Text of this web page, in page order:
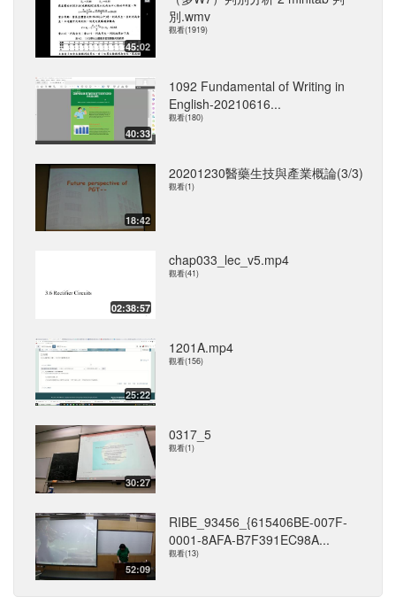
45:02
別.wmv
觀看(1919)
40:33
1092 Fundamental of Writing in
English-20210616...
觀看(180)
18:42
20201230醫藥生技與產業概論(3/3)
觀看(1)
02:38:57
chap033_lec_v5.mp4
觀看(41)
25:22
1201A.mp4
觀看(156)
30:27
0317_5
觀看(1)
52:09
RIBE_93456_{615406BE-007F-
0001-8AFA-B7F391EC98A...
觀看(13)